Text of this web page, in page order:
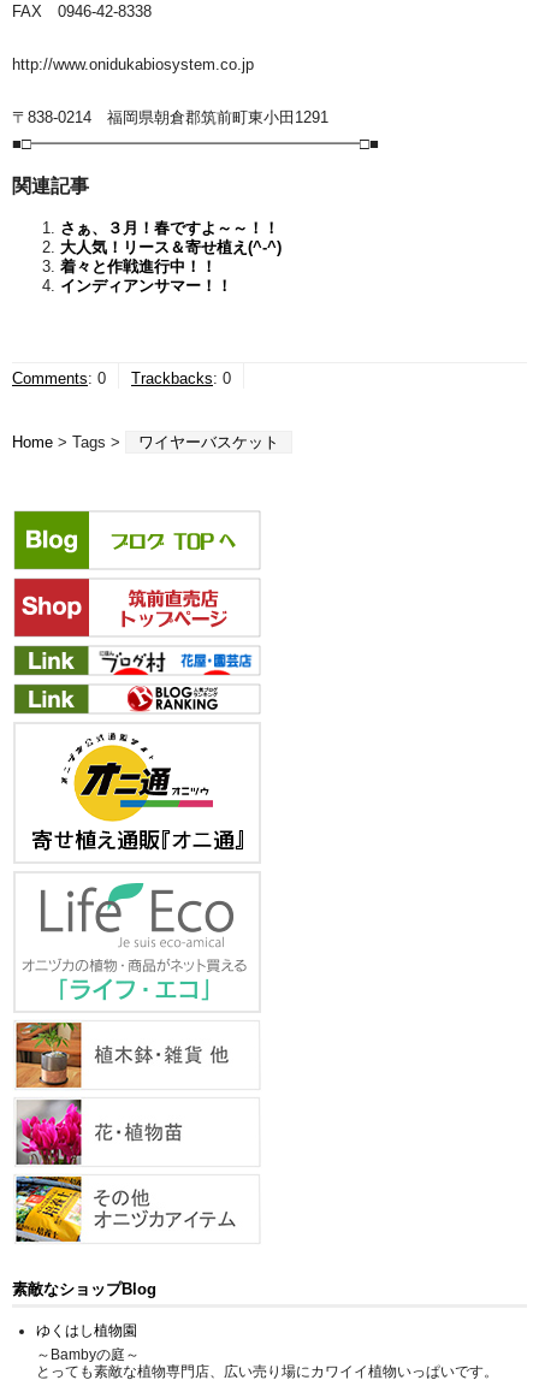
FAX 0946-42-8338
http://www.onidukabiosystem.co.jp
〒838-0214 福岡県朝倉郡筑前町東小田1291
■□━━━━━━━━━━━━━━━━━━━━━□■
関連記事
さぁ、３月！春ですよ～～！！
大人気！リース＆寄せ植え(^-^)
着々と作戦進行中！！
インディアンサマー！！
Comments: 0 Trackbacks: 0
Home > Tags > ワイヤーバスケット
素敵なショップBlog
ゆくはし植物園
～Bambyの庭～
とっても素敵な植物専門店、広い売り場にカワイイ植物いっぱいです。